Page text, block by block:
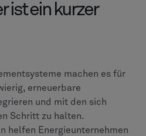
ist ein kurzer
machen es für
erneuerbare
und mit den sich
Schritt zu halten.
helfen Energieunternehmen